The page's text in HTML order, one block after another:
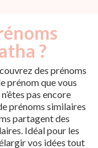
?
des prénoms
prénom que vous
pas encore
prénoms similaires
partagent des
Idéal pour les
vos idées tout